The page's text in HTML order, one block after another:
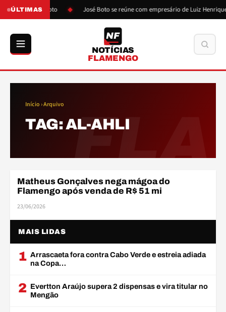
ÚLTIMAS
pressão de Boto José Boto se reúne com empresário de Luiz Henrique
NF
NOTÍCIAS
FLAMENGO
FLA
Início › Arquivo
TAG:AL-AHLI
BASE
Matheus Gonçalves nega mágoa do
Flamengo após venda de R$ 51 mi
23/06/2026
MAIS LIDAS
1 Arrascaeta fora contra Cabo Verde e estreia adiada
na Copa…
2 Evertton Araújo supera 2 dispensas e vira titular no
Mengão